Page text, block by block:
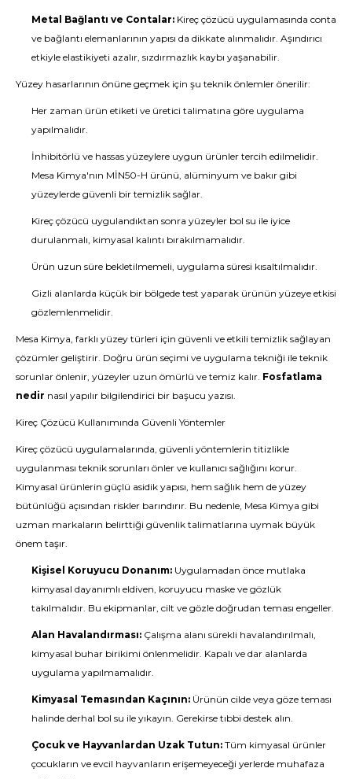
Metal Bağlantı ve Contalar: Kireç çözücü uygulamasında conta
ve bağlantı elemanlarının yapısı da dikkate alınmalıdır. Aşındırıcı
etkiyle elastikiyeti azalır, sızdırmazlık kaybı yaşanabilir.
Yüzey hasarlarının önüne geçmek için şu teknik önlemler önerilir:
Her zaman ürün etiketi ve üretici talimatına göre uygulama
yapılmalıdır.
İnhibitörlü ve hassas yüzeylere uygun ürünler tercih edilmelidir.
Mesa Kimya'nın MİN50-H ürünü, alüminyum ve bakır gibi
yüzeylerde güvenli bir temizlik sağlar.
Kireç çözücü uygulandıktan sonra yüzeyler bol su ile iyice
durulanmalı, kimyasal kalıntı bırakılmamalıdır.
Ürün uzun süre bekletilmemeli, uygulama süresi kısaltılmalıdır.
Gizli alanlarda küçük bir bölgede test yaparak ürünün yüzeye etkisi
gözlemlenmelidir.
Mesa Kimya, farklı yüzey türleri için güvenli ve etkili temizlik sağlayan
çözümler geliştirir. Doğru ürün seçimi ve uygulama tekniği ile teknik
sorunlar önlenir, yüzeyler uzun ömürlü ve temiz kalır. Fosfatlama
nedir nasıl yapılır bilgilendirici bir başucu yazısı.
Kireç Çözücü Kullanımında Güvenli Yöntemler
Kireç çözücü uygulamalarında, güvenli yöntemlerin titizlikle
uygulanması teknik sorunları önler ve kullanıcı sağlığını korur.
Kimyasal ürünlerin güçlü asidik yapısı, hem sağlık hem de yüzey
bütünlüğü açısından riskler barındırır. Bu nedenle, Mesa Kimya gibi
uzman markaların belirttiği güvenlik talimatlarına uymak büyük
önem taşır.
Kişisel Koruyucu Donanım: Uygulamadan önce mutlaka
kimyasal dayanımlı eldiven, koruyucu maske ve gözlük
takılmalıdır. Bu ekipmanlar, cilt ve gözle doğrudan teması engeller.
Alan Havalandırması: Çalışma alanı sürekli havalandırılmalı,
kimyasal buhar birikimi önlenmelidir. Kapalı ve dar alanlarda
uygulama yapılmamalıdır.
Kimyasal Temasından Kaçının: Ürünün cilde veya göze teması
halinde derhal bol su ile yıkayın. Gerekirse tıbbi destek alın.
Çocuk ve Hayvanlardan Uzak Tutun: Tüm kimyasal ürünler
çocukların ve evcil hayvanların erişemeyeceği yerlerde muhafaza